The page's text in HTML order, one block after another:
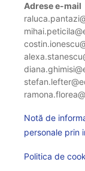
Adrese e-mail
Notă de
personale prin
Politica de